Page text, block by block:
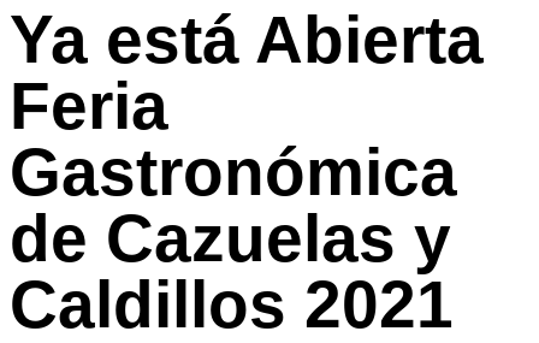
Ya está Abierta
Feria
Gastronómica
de Cazuelas y
Caldillos 2021